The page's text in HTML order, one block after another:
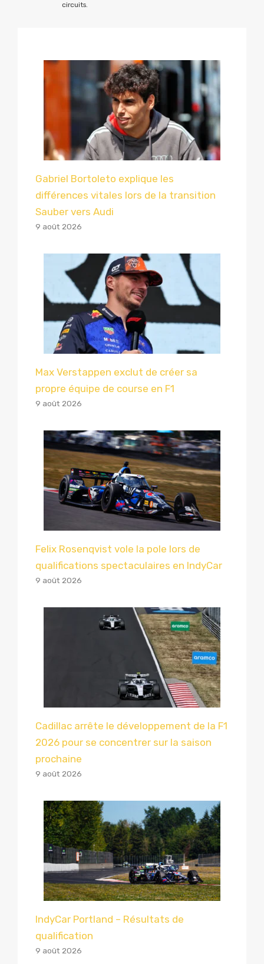
circuits.
Gabriel Bortoleto explique les
différences vitales lors de la transition
Sauber vers Audi
9 août 2026
Max Verstappen exclut de créer sa
propre équipe de course en F1
9 août 2026
Felix Rosenqvist vole la pole lors de
qualifications spectaculaires en IndyCar
9 août 2026
Cadillac arrête le développement de la F1
2026 pour se concentrer sur la saison
prochaine
9 août 2026
IndyCar Portland – Résultats de
qualification
9 août 2026